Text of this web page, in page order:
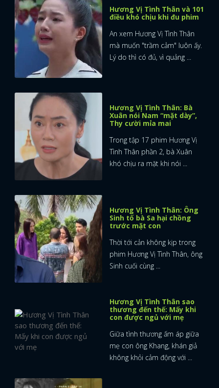
Hương Vị Tình Thân và 101
điều khó chịu khi đu phim
An xem Hương Vị Tình Thân
mà muốn "trầm cảm" luôn ấy.
Lý do thì có đủ, vì quảng ...
Hương Vị Tình Thân: Bà
Xuân nói Nam “mặt dày”,
Thy cười mỉa mai
Trong tập 17 phim Hương Vị
Tình Thân phần 2, bà Xuân
khó chịu ra mặt khi nói ...
Hương Vị Tình Thân: Ông
Sinh tố bà Sa hại chồng
trước mặt con
Thời tới cản không kịp trong
phim Hương Vị Tình Thân, ông
Sinh cuối cùng ...
Hương Vị Tình Thân sao
thương đến thế: Mấy khi
con được ngủ với mẹ
Giữa tình thương ấm áp giữa
mẹ con ông Khang, khán giả
không khỏi cảm động với ...